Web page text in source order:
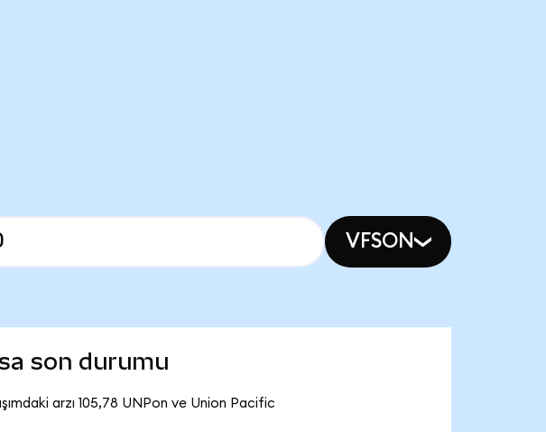
VFSON
son durumu
arzı 105,78 UNPon ve Union Pacific